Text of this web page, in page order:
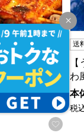
録する
喜川】 国産
ぎ蒲…
円
お気
送
わ
本
税